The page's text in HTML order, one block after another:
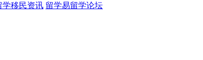
学移民资讯 留学易留学论坛